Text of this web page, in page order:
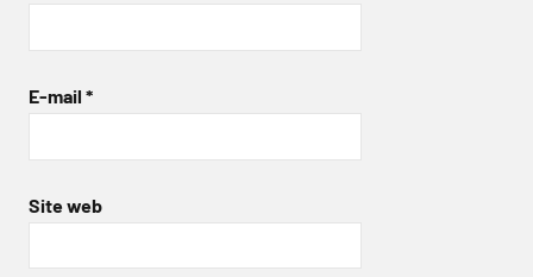
E-mail *
Site web